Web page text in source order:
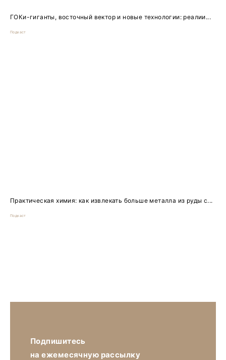
ГОКи-гиганты, восточный вектор и новые технологии: реалии...
Подкаст
Практическая химия: как извлекать больше металла из руды с...
Подкаст
Подпишитесь
на ежемесячную рассылку